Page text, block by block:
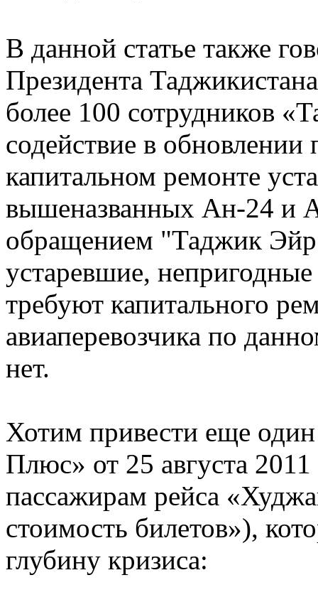
В данной статье также
Президента
более 100 сотрудников
содействие в
капитальном ремонте
вышеназванных Ан-24 и
обращением "Таджик
устаревшие,
требуют капитального
авиаперевозчика по
нет.
Хотим привести еще
Плюс» от 25 августа
пассажирам рейса
стоимость билетов»),
глубину кризиса: